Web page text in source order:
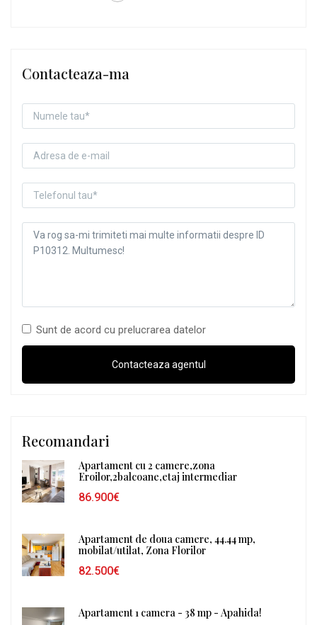
Contacteaza-ma
Sunt de acord cu prelucrarea datelor
Recomandari
Apartament cu 2 camere,zona
Eroilor,2balcoane,etaj intermediar
86.900€
Apartament de doua camere, 44.44 mp,
mobilat/utilat, Zona Florilor
82.500€
Apartament 1 camera - 38 mp - Apahida!